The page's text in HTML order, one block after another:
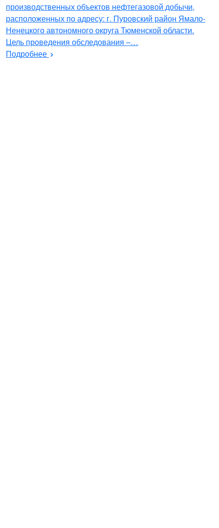
производственных объектов нефтегазовой добычи,
расположенных по адресу: г. Пуровский район Ямало-
Ненецкого автономного округа Тюменской области.
Цель проведения обследования –…
Подробнее